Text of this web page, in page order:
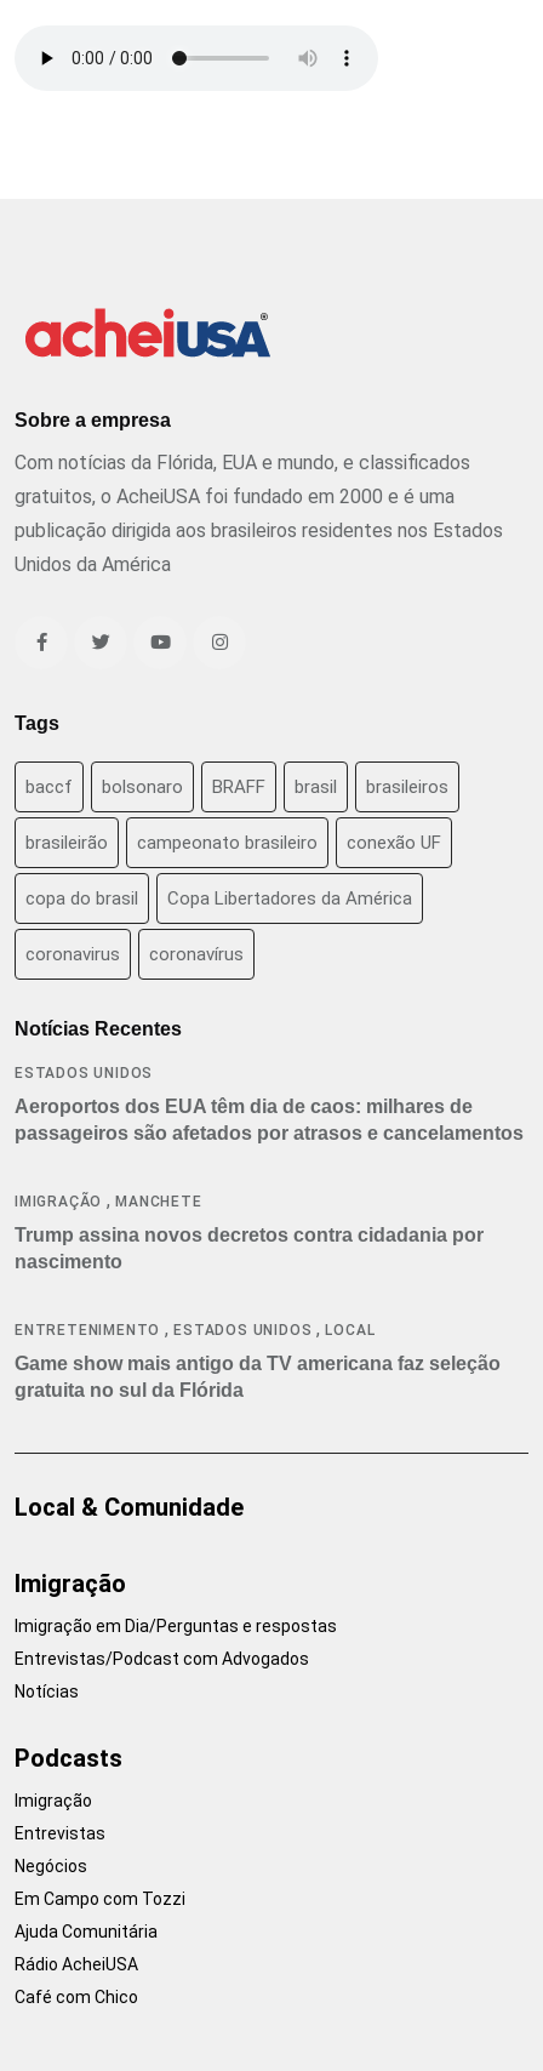
Sobre a empresa
Com notícias da Flórida, EUA e mundo, e classificados
gratuitos, o AcheiUSA foi fundado em 2000 e é uma
publicação dirigida aos brasileiros residentes nos Estados
Unidos da América
Tags
baccf bolsonaro BRAFF brasil brasileiros
brasileirão campeonato brasileiro conexão UF
copa do brasil Copa Libertadores da América
coronavirus coronavírus
Notícias Recentes
ESTADOS UNIDOS
Aeroportos dos EUA têm dia de caos: milhares de
passageiros são afetados por atrasos e cancelamentos
IMIGRAÇÃO ,MANCHETE
Trump assina novos decretos contra cidadania por
nascimento
ENTRETENIMENTO ,ESTADOS UNIDOS ,LOCAL
Game show mais antigo da TV americana faz seleção
gratuita no sul da Flórida
Local & Comunidade
Imigração
Imigração em Dia/Perguntas e respostas
Entrevistas/Podcast com Advogados
Notícias
Podcasts
Imigração
Entrevistas
Negócios
Em Campo com Tozzi
Ajuda Comunitária
Rádio AcheiUSA
Café com Chico